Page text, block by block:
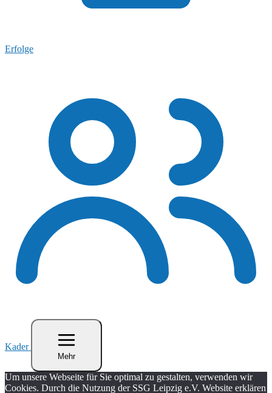
Erfolge
Kader
Mehr
Um unsere Webseite für Sie optimal zu gestalten, verwenden wir
Cookies. Durch die Nutzung der SSG Leipzig e.V. Website erklären